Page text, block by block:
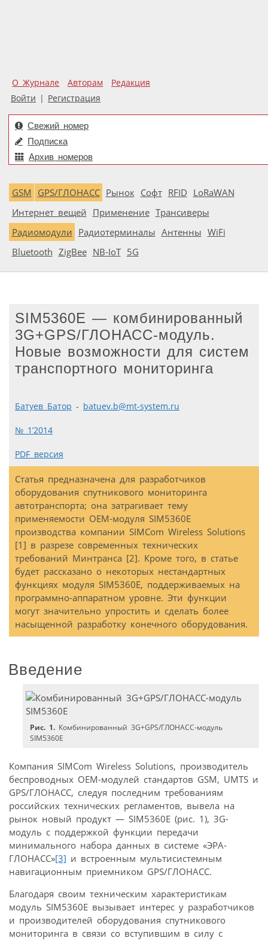
О Журнале Авторам
Редакция
Войти | Регистрация
Свежий номер
Подписка
Архив номеров
GSM GPS/ГЛОНАСС Рынок Софт RFID LoRaWAN
Интернет вещей Применение Трансиверы
Радиомодули Радиотерминалы Антенны WiFi
Bluetooth ZigBee NB-IoT 5G
SIM5360E — комбинированный
3G+GPS/ГЛОНАСС-модуль.
Новые возможности для систем
транспортного мониторинга
Батуев Батор - batuev.b@mt-system.ru
№ 1’2014
PDF версия
Статья предназначена для разработчиков
оборудования спутникового мониторинга
автотранспорта; она затрагивает тему
применяемости OEM-модуля SIM5360E
производства компании SIMCom Wireless Solutions
[1] в разрезе современных технических
требований Минтранса [2]. Кроме того, в статье
будет рассказано о некоторых нестандартных
функциях модуля SIM5360E, поддерживаемых на
программно-аппаратном уровне. Эти функции
могут значительно упростить и сделать более
насыщенной разработку конечного оборудования.
Введение
Рис. 1. Комбинированный 3G+GPS/ГЛОНАСС-модуль
SIM5360E
Компания SIMCom Wireless Solutions, производитель
беспроводных OEM-модулей стандартов GSM, UMTS и
GPS/ГЛОНАСС, следуя последним требованиям
российских технических регламентов, вывела на
рынок новый продукт — SIM5360E (рис. 1), 3G-
модуль с поддержкой функции передачи
минимального набора данных в системе «ЭРА-
ГЛОНАСС»[3] и встроенным мультисистемным
навигационным приемником GPS/ГЛОНАСС.
Благодаря своим техническим характеристикам
модуль SIM5360E вызывает интерес у разработчиков
и производителей оборудования спутникового
мониторинга в связи со вступившим в силу с